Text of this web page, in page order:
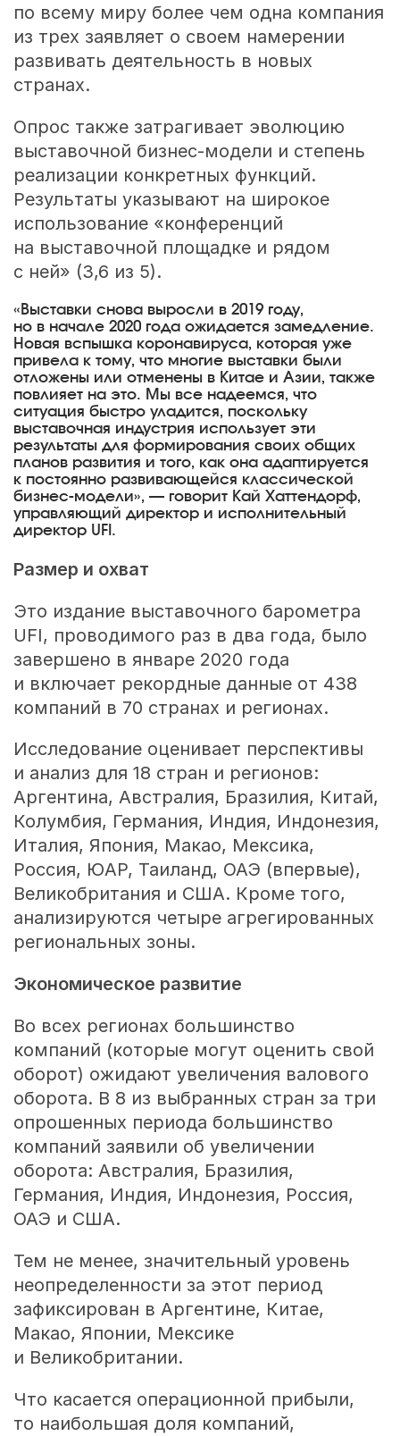
по всему миру более чем одна компания
из трех заявляет о своем намерении
развивать деятельность в новых
странах.
Опрос также затрагивает эволюцию
выставочной бизнес-модели и степень
реализации конкретных функций.
Результаты указывают на широкое
использование «конференций
на выставочной площадке и рядом
с ней» (3,6 из 5).
«Выставки снова выросли в 2019 году,
но в начале 2020 года ожидается замедление.
Новая вспышка коронавируса, которая уже
привела к тому, что многие выставки были
отложены или отменены в Китае и Азии, также
повлияет на это. Мы все надеемся, что
ситуация быстро уладится, поскольку
выставочная индустрия использует эти
результаты для формирования своих общих
планов развития и того, как она адаптируется
к постоянно развивающейся классической
бизнес-модели», — говорит Кай Хаттендорф,
управляющий директор и исполнительный
директор UFI.
Размер и охват
Это издание выставочного барометра
UFI, проводимого раз в два года, было
завершено в январе 2020 года
и включает рекордные данные от 438
компаний в 70 странах и регионах.
Исследование оценивает перспективы
и анализ для 18 стран и регионов:
Аргентина, Австралия, Бразилия, Китай,
Колумбия, Германия, Индия, Индонезия,
Италия, Япония, Макао, Мексика,
Россия, ЮАР, Таиланд, ОАЭ (впервые),
Великобритания и США. Кроме того,
анализируются четыре агрегированных
региональных зоны.
Экономическое развитие
Во всех регионах большинство
компаний (которые могут оценить свой
оборот) ожидают увеличения валового
оборота. В 8 из выбранных стран за три
опрошенных периода большинство
компаний заявили об увеличении
оборота: Австралия, Бразилия,
Германия, Индия, Индонезия, Россия,
ОАЭ и США.
Тем не менее, значительный уровень
неопределенности за этот период
зафиксирован в Аргентине, Китае,
Макао, Японии, Мексике
и Великобритании.
Что касается операционной прибыли,
то наибольшая доля компаний,